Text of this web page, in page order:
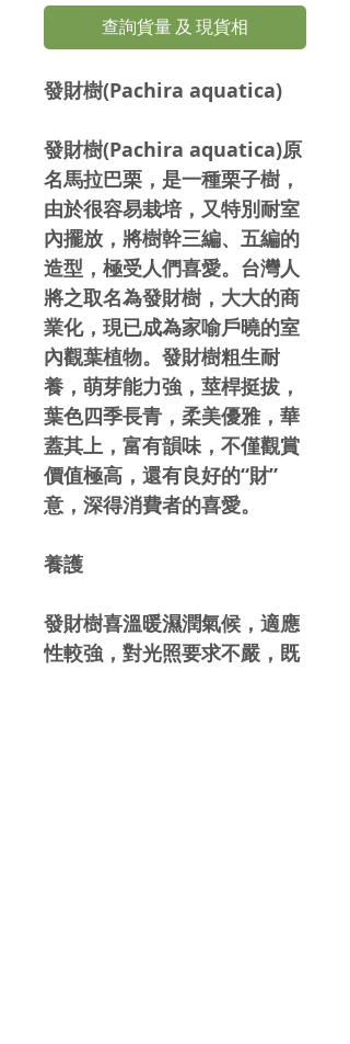
查詢貨量 及 現貨相
發財樹(Pachira aquatica)
發財樹(Pachira aquatica)原
名馬拉巴栗，是一種栗子樹，
由於很容易栽培，又特別耐室
內擺放，將樹幹三編、五編的
造型，極受人們喜愛。台灣人
將之取名為發財樹，大大的商
業化，現已成為家喻戶曉的室
內觀葉植物。發財樹粗生耐
養，萌芽能力強，莖桿挺拔，
葉色四季長青，柔美優雅，華
蓋其上，富有韻味，不僅觀賞
價值極高，還有良好的“財”
意，深得消費者的喜愛。
養護
發財樹喜溫暖濕潤氣候，適應
性較強，對光照要求不嚴，既